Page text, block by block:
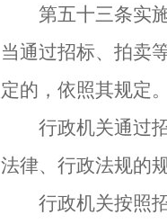
第五十三条实施
当通过招标、拍卖
定的，依照其规定
行政机关通过招
法律、行政法规的
行政机关按照招